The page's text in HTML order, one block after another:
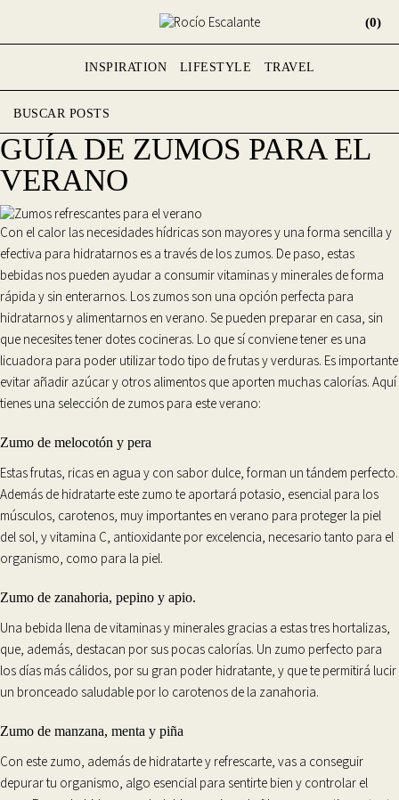
(0)
INSPIRATION LIFESTYLE TRAVEL
GUÍA DE ZUMOS PARA EL
VERANO
Con el calor las necesidades hídricas son mayores y una forma sencilla y
efectiva para hidratarnos es a través de los zumos. De paso, estas
bebidas nos pueden ayudar a consumirvitaminas y minerales de forma
rápida y sin enterarnos. Los zumos son una opción perfecta para
hidratarnos y alimentarnos en verano. Se pueden preparar en casa, sin
que necesites tener dotes cocineras. Lo que sí conviene tener es una
licuadora para poder utilizar todo tipo de frutas y verduras. Es importante
evitar añadir azúcary otros alimentos que aporten muchas calorías. Aquí
tienes una selección de zumos para este verano:
Zumo de melocotón y pera
Estas frutas, ricas en agua y con sabor dulce, forman un tándem perfecto.
Además de hidratarte este zumo te aportará potasio, esencial para los
músculos, carotenos, muy importantes en verano para proteger la piel
del sol, yvitamina C, antioxidante por excelencia, necesario tanto para el
organismo, como para la piel.
Zumo de zanahoria, pepino y apio.
Una bebida llena de vitaminas y minerales gracias a estas tres hortalizas,
que, además, destacan por sus pocas calorías. Un zumo perfecto para
los días más cálidos, por su gran poder hidratante, y que te permitirá lucir
un bronceado saludable por lo carotenos de la zanahoria.
Zumo de manzana, menta y piña
Con este zumo, además de hidratarte y refrescarte, vas a conseguir
depurar tu organismo, algo esencial para sentirte bien y controlar el